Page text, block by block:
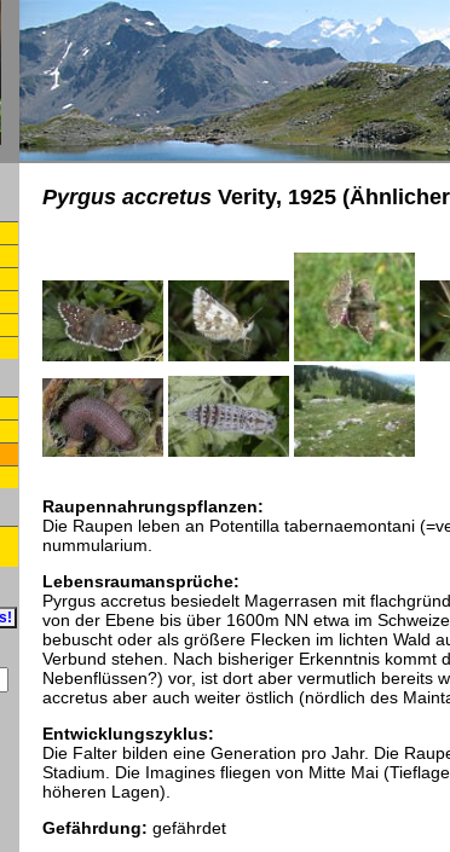
Pyrgus accretusVerity, 1925
Raupennahrungspflanzen:
Die Raupen leben an Potentilla tabernaemontani
nummularium.
Lebensraumansprüche:
Pyrgus accretus besiedelt Magerrasen mit
von der Ebene bis über 1600m NN etwa im
bebuscht oder als größere Flecken im lichten Wald
Verbund stehen. Nach bisheriger Erkenntnis kommt
Nebenflüssen?) vor, ist dort aber vermutlich bereits
accretus aber auch weiter östlich (nördlich des
Entwicklungszyklus:
Die Falter bilden eine Generation pro Jahr. Die
Stadium. Die Imagines fliegen von Mitte Mai
höheren Lagen).
Gefährdung: gefährdet